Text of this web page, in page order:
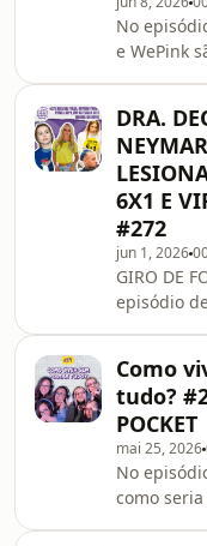
aconteceu
No
e WePink
a
Belo e
Panamá e
de 37
de 12 anos
Instagram:
⁠⁠⁠⁠⁠⁠⁠⁠⁠⁠https://
DRA.
6X1 E
#272
jun 1, 2026
GIRO DE
episódio
ligação
sobre o
Kaká após
Neymar,
lesionado
Mundo, e
Como
tudo?
POCKET
mai 25, 2026
No
como